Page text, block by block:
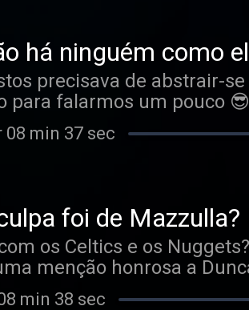
há ninguém como
precisava de abstrair-
para falarmos um pouco 😎
08 min 37 sec
foi de Mazzulla?
os Celtics e os
menção honrosa a
facto estrambólico que até
min 38 sec